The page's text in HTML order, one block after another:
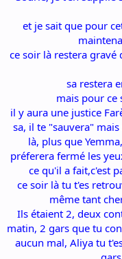
et je sait que pour
ce soir là restera
sa restera
mais pour ce
il y aura une justice
sa, il te "sauvera"
là, plus que
préferera fermé les
ce qu'il a fait,c'est
ce soir là tu t'es
même tant
Ils étaient 2, deux
matin, 2 gars que tu
aucun mal, Aliya tu